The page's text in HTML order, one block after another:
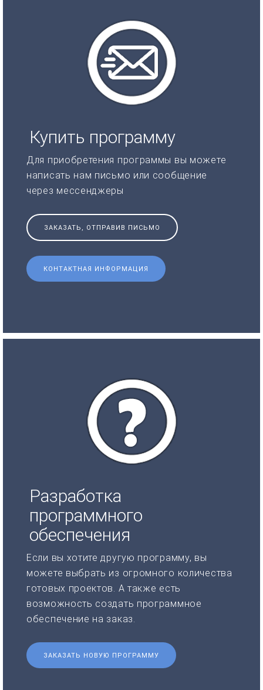
Купить программу
Для приобретения программы вы можете
написать нам письмо или сообщение
через мессенджеры
ЗАКАЗАТЬ, ОТПРАВИВ ПИСЬМО
КОНТАКТНАЯ ИНФОРМАЦИЯ
Разработка
программного
обеспечения
Если вы хотите другую программу, вы
можете выбрать из огромного количества
готовых проектов. А также есть
возможность создать программное
обеспечение на заказ.
ЗАКАЗАТЬ НОВУЮ ПРОГРАММУ